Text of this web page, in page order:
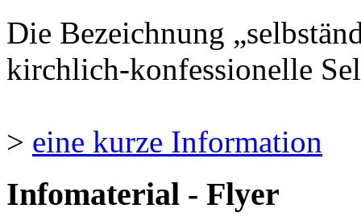
Die Bezeichnung
kirchlich-konfessionelle
> eine kurze Information
Infomaterial - Flyer